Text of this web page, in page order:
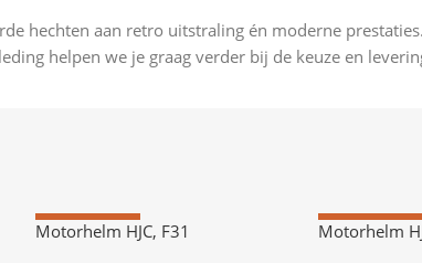
hechten aan retro uitstraling én moderne
helpen we je graag verder bij de keuze en
AANBIEDING
Motorhelm HJC, F31 AANBIEDING
Motorhelm